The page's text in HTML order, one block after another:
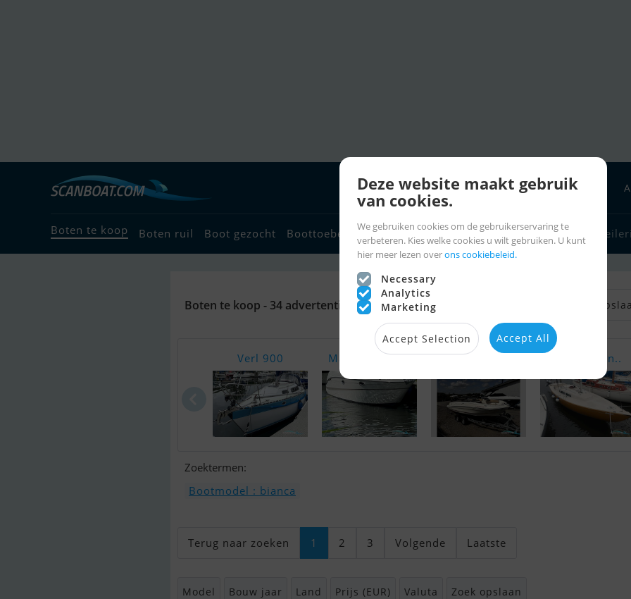
Boten te koop Boten ruil Boot gezocht Boottoebehoren Bootverkopers Zeilerlinks Charter
Boten te koop - 34 advertenties Terug naar zoeken Zoek
Verl 900 Maxum 2700 .. Bayliner VR.. Internation..
Zoektermen:
Bootmodel : bianca
Terug naar zoeken 1 2 3 Volgende Laatste
Model Bouw jaar Land Prijs (EUR) Valuta Zoek opslaan
Deze website maakt gebruik
van cookies.
We gebruiken cookies om de gebruikerservaring te
verbeteren. Kies welke cookies u wilt gebruiken. U kunt
hier meer lezen overons cookiebeleid.
Necessary
Analytics
Marketing
Accept Selection Accept All